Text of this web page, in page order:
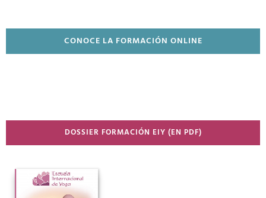
CONOCE LA FORMACIÓN ONLINE
DOSSIER FORMACIÓN EIY (EN PDF)